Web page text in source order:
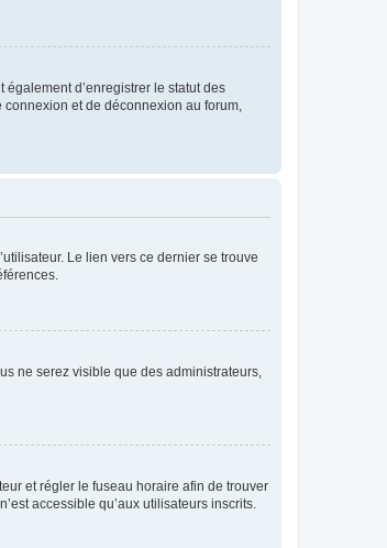
d’enregistrer le statut des
et de déconnexion au forum,
Le lien vers ce dernier se trouve
ne serez visible que des administrateurs,
et régler le fuseau horaire afin de trouver
accessible qu’aux utilisateurs inscrits.